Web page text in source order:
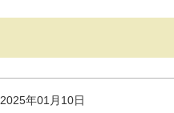
年01月10日